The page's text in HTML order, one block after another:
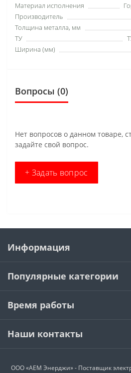
Материал исполнения
Производитель
Толщина металла, мм
ТУ
Ширина (мм)
Вопросы (0)
Нет вопросов о данном товаре,
задайте свой вопрос.
+ Задать вопрос
Информация
Популярные категории
Время работы
Наши контакты
ООО «АЕМ Энерджи» - Поставщик